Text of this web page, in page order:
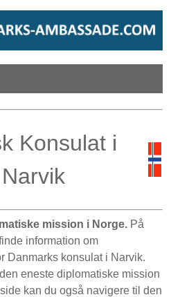
Konsulat i
Narvik
mission i Norge. På
information om
Danmarks konsulat i Narvik.
eneste diplomatiske mission
kan du også navigere til den